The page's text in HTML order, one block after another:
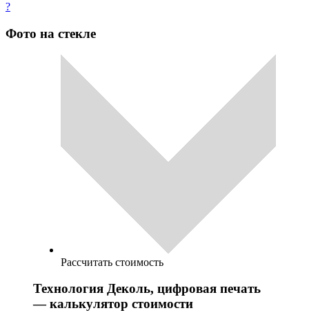
?
Фото на стекле
Рассчитать стоимость
Технология Деколь, цифровая печать
— калькулятор стоимости